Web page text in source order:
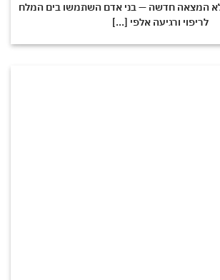
חדשה — בני אדם השתמשו בים המלח
ורגיעה אלפי [...]